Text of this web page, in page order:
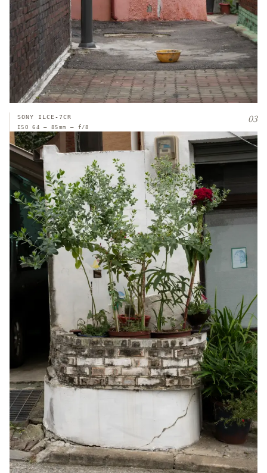
SONY ILCE-7CR
ISO 64 — 85mm — f/8
03